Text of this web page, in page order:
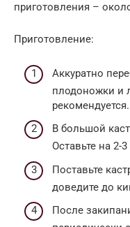
приготовления –
Приготовление:
Аккуратно
плодоножки и
рекомендуется.
В большой
Оставьте на 2-
Поставьте
доведите до
После